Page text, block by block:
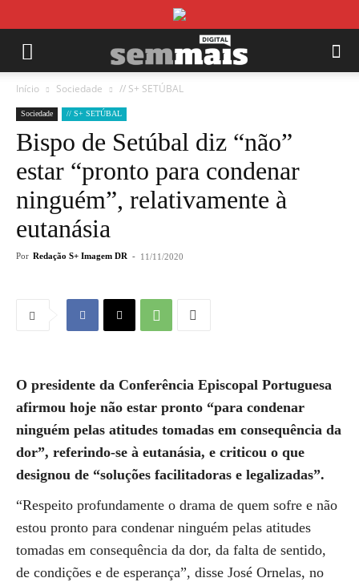
Início Sociedade // S+ SETÚBAL
Sociedade // S+ SETÚBAL
Bispo de Setúbal diz “não”
estar “pronto para condenar
ninguém”, relativamente à
eutanásia
Por Redação S+ Imagem DR - 11/11/2020
O presidente da Conferência Episcopal Portuguesa
afirmou hoje não estar pronto “para condenar
ninguém pelas atitudes tomadas em consequência da
dor”, referindo-se à eutanásia, e criticou o que
designou de “soluções facilitadoras e legalizadas”.
“Respeito profundamente o drama de quem sofre e não
estou pronto para condenar ninguém pelas atitudes
tomadas em consequência da dor, da falta de sentido,
de condições e de esperança”, disse José Ornelas, no